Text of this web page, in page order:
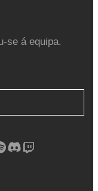
se á equipa.
Discord Twitch